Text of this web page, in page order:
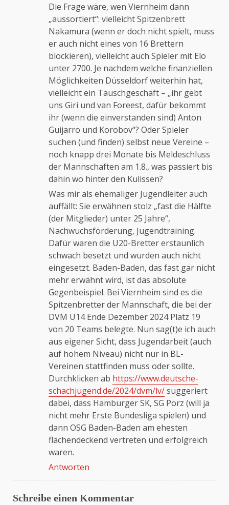
Die Frage wäre, wen Viernheim dann
„aussortiert“: vielleicht Spitzenbrett
Nakamura (wenn er doch nicht spielt, muss
er auch nicht eines von 16 Brettern
blockieren), vielleicht auch Spieler mit Elo
unter 2700. Je nachdem welche finanziellen
Möglichkeiten Düsseldorf weiterhin hat,
vielleicht ein Tauschgeschäft – „ihr gebt
uns Giri und van Foreest, dafür bekommt
ihr (wenn die einverstanden sind) Anton
Guijarro und Korobov“? Oder Spieler
suchen (und finden) selbst neue Vereine –
noch knapp drei Monate bis Meldeschluss
der Mannschaften am 1.8., was passiert bis
dahin wo hinter den Kulissen?
Was mir als ehemaliger Jugendleiter auch
auffällt: Sie erwähnen stolz „fast die Hälfte
(der Mitglieder) unter 25 Jahre“,
Nachwuchsförderung, Jugendtraining.
Dafür waren die U20-Bretter erstaunlich
schwach besetzt und wurden auch nicht
eingesetzt. Baden-Baden, das fast gar nicht
mehr erwähnt wird, ist das absolute
Gegenbeispiel. Bei Viernheim sind es die
Spitzenbretter der Mannschaft, die bei der
DVM U14 Ende Dezember 2024 Platz 19
von 20 Teams belegte. Nun sag(t)e ich auch
aus eigener Sicht, dass Jugendarbeit (auch
auf hohem Niveau) nicht nur in BL-
Vereinen stattfinden muss oder sollte.
Durchklicken ab https://www.deutsche-
schachjugend.de/2024/dvm/lv/suggeriert
dabei, dass Hamburger SK, SG Porz (will ja
nicht mehr Erste Bundesliga spielen) und
dann OSG Baden-Baden am ehesten
flächendeckend vertreten und erfolgreich
waren.
Antworten
Schreibe einen Kommentar